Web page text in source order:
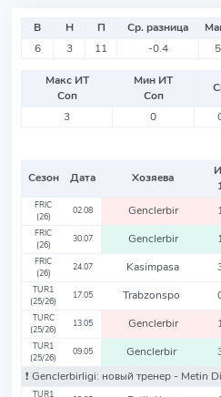
В Н П Ср. разница
6
3 11 -0.4 5
Макс ИТ
Соп
Мин ИТ
Соп
3
0
Сезон Дата Хозяева
FRIC
(26)
02.08 Genclerbir
FRIC
(26)
30.07 Genclerbir
FRIC
(26)
24.07 Kasimpasa
TUR1
(25/26)
17.05 Trabzonspo
TURC
(25/26)
13.05 Genclerbir
TUR1
(25/26)
09.05 Genclerbir
❗️ Genclerbirligi: новый тренер - Metin
TUR1